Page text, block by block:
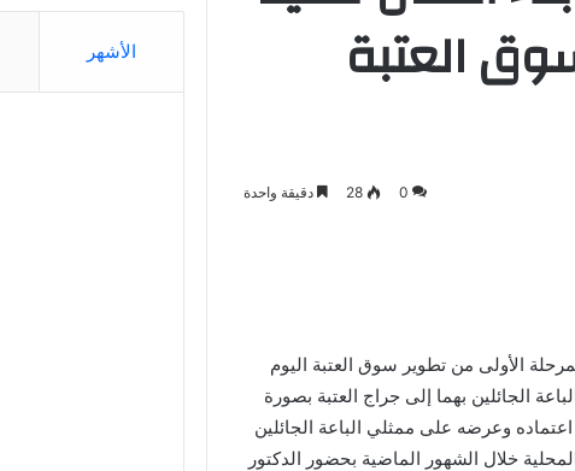
العتبة
0
28 دقيقة واحدة
الأولى من تطوير سوق العتبة اليوم
الجائلين بهما إلى جراج العتبة بصورة
وعرضه على ممثلي الباعة الجائلين
خلال الشهور الماضية بحضور الدكتور
الأشهر